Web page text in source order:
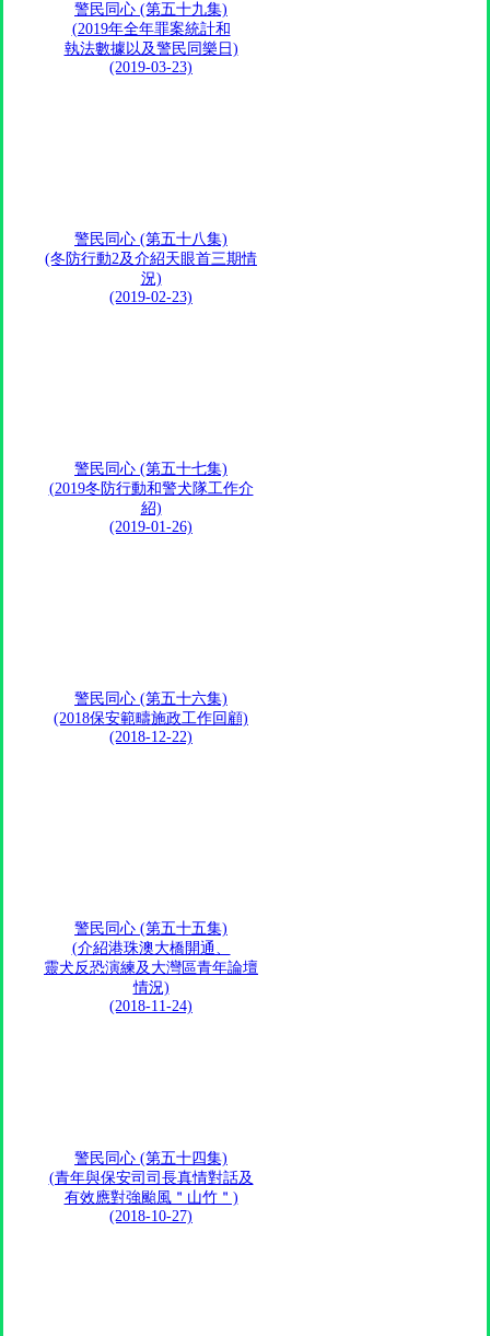
警民同心 (第五十九集)
(2019年全年罪案統計和
執法數據以及警民同樂日)
(2019-03-23)
警民同心 (第五十八集)
(冬防行動2及介紹天眼首三期情
況)
(2019-02-23)
警民同心 (第五十七集)
(2019冬防行動和警犬隊工作介
紹)
(2019-01-26)
警民同心 (第五十六集)
(2018保安範疇施政工作回顧)
(2018-12-22)
警民同心 (第五十五集)
(介紹港珠澳大橋開通、
靈犬反恐演練及大灣區青年論壇
情況)
(2018-11-24)
警民同心 (第五十四集)
(青年與保安司司長真情對話及
有效應對強颱風＂山竹＂)
(2018-10-27)